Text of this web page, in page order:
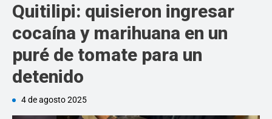
Quitilipi: quisieron ingresar
cocaína y marihuana en un
puré de tomate para un
detenido
4 de agosto 2025